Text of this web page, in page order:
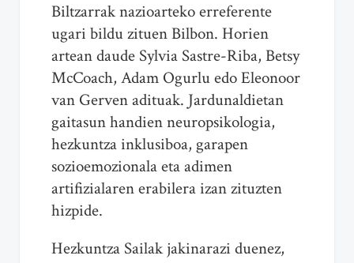
Biltzarrak nazioarteko erreferente
ugari bildu zituen Bilbon. Horien
artean daude Sylvia Sastre-Riba, Betsy
McCoach, Adam Ogurlu edo Eleonoor
van Gerven adituak. Jardunaldietan
gaitasun handien neuropsikologia,
hezkuntza inklusiboa, garapen
sozioemozionala eta adimen
artifizialaren erabilera izan zituzten
hizpide.
Hezkuntza Sailak jakinarazi duenez,